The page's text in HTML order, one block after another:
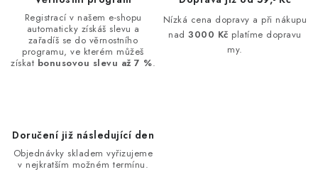
Registrací v našem e-shopu
automaticky získáš slevu a
zařadíš se do věrnostního
programu, ve kterém můžeš
získat bonusovou slevu až 7 %.
Nízká cena dopravy a při nákupu
nad3000 Kč platíme dopravu
my.
Doručení již následující den
Objednávky skladem vyřizujeme
v nejkratším možném termínu.